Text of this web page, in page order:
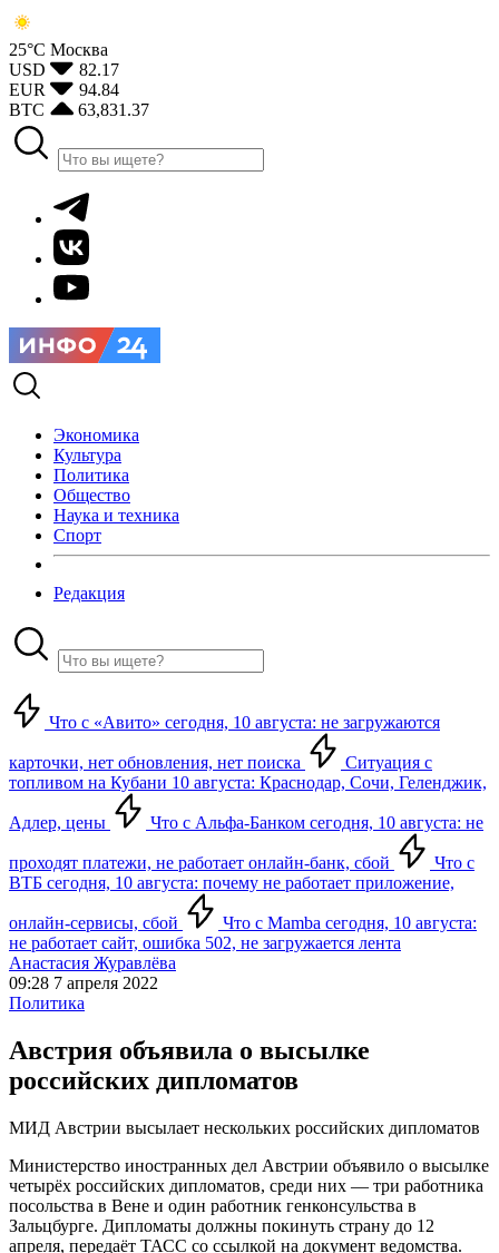
25°С Москва
USD
82.17
EUR
94.84
BTC
63,831.37
Экономика
Культура
Политика
Общество
Наука и техника
Спорт
Редакция
Что с «Авито» сегодня, 10 августа: не загружаются
карточки, нет обновления, нет поиска
Ситуация с
топливом на Кубани 10 августа: Краснодар, Сочи, Геленджик,
Адлер, цены Что с Альфа-Банком сегодня, 10 августа: не
проходят платежи, не работает онлайн-банк, сбой
Что с
ВТБ сегодня, 10 августа: почему не работает приложение,
онлайн-сервисы, сбой
Что с Mamba сегодня, 10 августа:
не работает сайт, ошибка 502, не загружается лента
Анастасия Журавлёва
09:28 7 апреля 2022
Политика
Австрия объявила о высылке
российских дипломатов
МИД Австрии высылает нескольких российских дипломатов
Министерство иностранных дел Австрии объявило о высылке
четырёх российских дипломатов, среди них — три работника
посольства в Вене и один работник генконсульства в
Зальцбурге. Дипломаты должны покинуть страну до 12
апреля, передаёт ТАСС со ссылкой на документ ведомства.